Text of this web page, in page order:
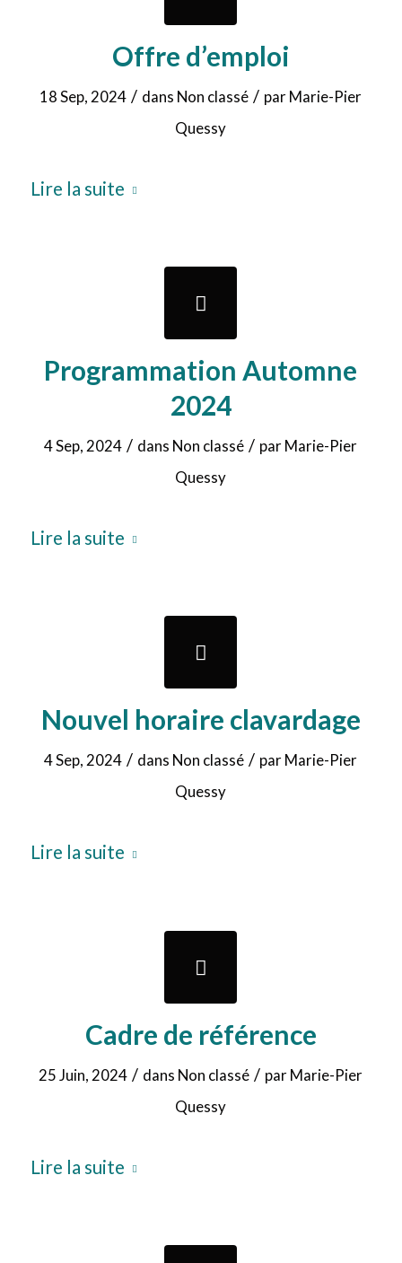
Offre d’emploi
18 Sep, 2024 / dans Non classé / parMarie-Pier
Quessy
Lire la suite
Programmation Automne
2024
4 Sep, 2024 / dans Non classé / parMarie-Pier
Quessy
Lire la suite
Nouvel horaire clavardage
4 Sep, 2024 / dans Non classé / parMarie-Pier
Quessy
Lire la suite
Cadre de référence
25 Juin, 2024 / dans Non classé / parMarie-Pier
Quessy
Lire la suite